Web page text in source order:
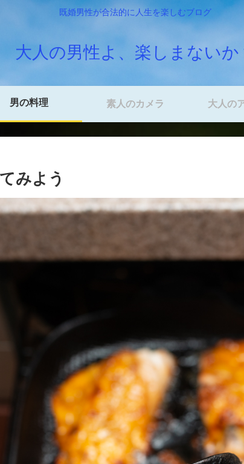
既婚男性が合法的に人生を楽しむブログ
大人の男性よ、楽しまないか
男の料理 素人のカメラ 大人の
みよう